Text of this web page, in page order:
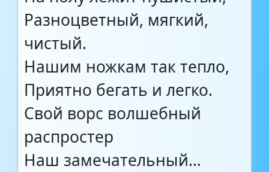
Разноцветный, мягкий,
чистый.
Нашим ножкам так тепло,
Приятно бегать и легко.
Свой ворс волшебный
распростер
Наш замечательный…